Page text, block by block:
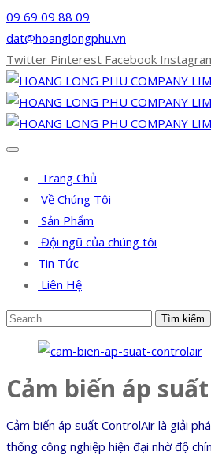
09 69 09 88 09
dat@hoanglongphu.vn
Twitter Pinterest Facebook
Trang Chủ
Về Chúng Tôi
Sản Phẩm
Đội ngũ của chúng tôi
Tin Tức
Liên Hệ
Cảm biến áp
Cảm biến áp suất ControlAir là giải
thống công nghiệp hiện đại nhờ độ